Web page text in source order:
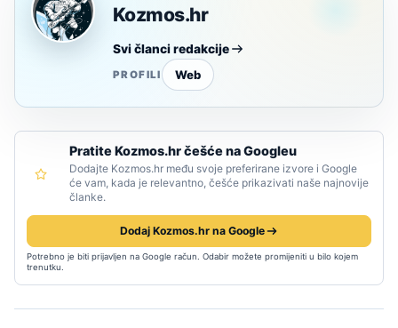
Kozmos.hr
Svi članci redakcije
PROFILI Web
Pratite Kozmos.hr češće na Googleu
Dodajte Kozmos.hr među svoje preferirane izvore i Google
će vam, kada je relevantno, češće prikazivati naše najnovije
članke.
Dodaj Kozmos.hr na Google
Potrebno je biti prijavljen na Google račun. Odabir možete promijeniti u bilo kojem
trenutku.